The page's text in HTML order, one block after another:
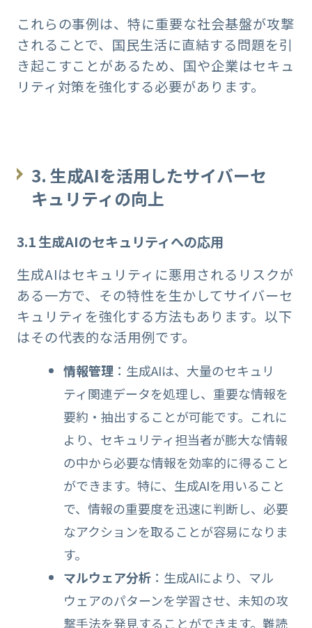
これらの事例は、特に重要な社会基盤が攻撃
されることで、国民生活に直結する問題を引
き起こすことがあるため、国や企業はセキュ
リティ対策を強化する必要があります。
3. 生成AIを活用したサイバーセ
キュリティの向上
3.1 生成AIのセキュリティへの応用
生成AIはセキュリティに悪用されるリスクが
ある一方で、その特性を生かしてサイバーセ
キュリティを強化する方法もあります。以下
はその代表的な活用例です。
情報管理 ：生成AIは、大量のセキュリ
ティ関連データを処理し、重要な情報を
要約・抽出することが可能です。これに
より、セキュリティ担当者が膨大な情報
の中から必要な情報を効率的に得ること
ができます。特に、生成AIを用いること
で、情報の重要度を迅速に判断し、必要
なアクションを取ることが容易になりま
す。
マルウェア分析：生成AIにより、マル
ウェアのパターンを学習させ、未知の攻
撃手法を発見することができます。難読